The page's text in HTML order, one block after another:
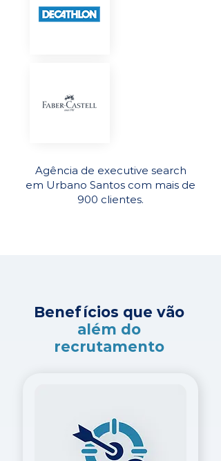
Agência de executive search
em Urbano Santos com mais de
900 clientes.
Benefícios que vão
além do
recrutamento